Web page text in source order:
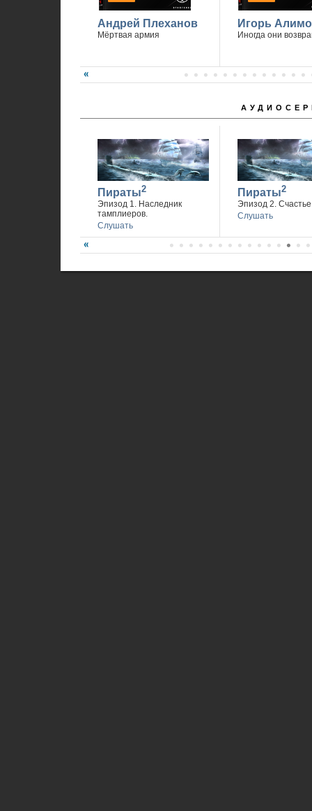
Андрей Плеханов
Мёртвая армия
Игорь
Иногда они
Пираты2
Эпизод 1. Наследник
тамплиеров.
Слушать
Пираты2
Эпизод 2. Счастье
Слушать